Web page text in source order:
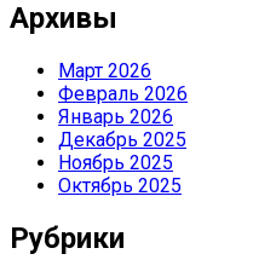
Архивы
Март 2026
Февраль 2026
Январь 2026
Декабрь 2025
Ноябрь 2025
Октябрь 2025
Рубрики